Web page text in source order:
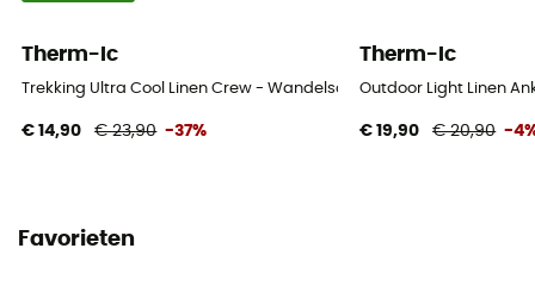
Therm-Ic
Trekking Ultra Cool Linen Crew - Wandelsokken - Heren
€ 14,90 € 23,90 -37%
Therm-Ic
Outdoor Light Linen
€ 19,90 € 20,90 -
Favorieten